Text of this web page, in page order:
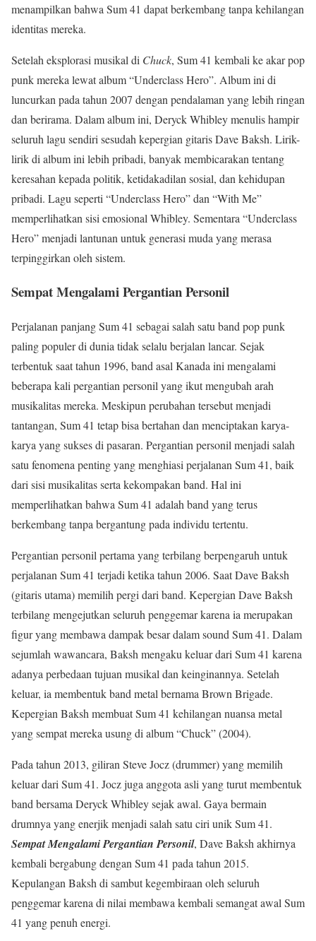
menampilkan bahwa Sum 41 dapat berkembang tanpa kehilangan
identitas mereka.
Setelah eksplorasi musikal di Chuck, Sum 41 kembali ke akar pop
punk mereka lewat album “Underclass Hero”. Album ini di
luncurkan pada tahun 2007 dengan pendalaman yang lebih ringan
dan berirama. Dalam album ini, Deryck Whibley menulis hampir
seluruh lagu sendiri sesudah kepergian gitaris Dave Baksh. Lirik-
lirik di album ini lebih pribadi, banyak membicarakan tentang
keresahan kepada politik, ketidakadilan sosial, dan kehidupan
pribadi. Lagu seperti “Underclass Hero” dan “With Me”
memperlihatkan sisi emosional Whibley. Sementara “Underclass
Hero” menjadi lantunan untuk generasi muda yang merasa
terpinggirkan oleh sistem.
Sempat Mengalami Pergantian Personil
Perjalanan panjang Sum 41 sebagai salah satu band pop punk
paling populer di dunia tidak selalu berjalan lancar. Sejak
terbentuk saat tahun 1996, band asal Kanada ini mengalami
beberapa kali pergantian personil yang ikut mengubah arah
musikalitas mereka. Meskipun perubahan tersebut menjadi
tantangan, Sum 41 tetap bisa bertahan dan menciptakan karya-
karya yang sukses di pasaran. Pergantian personil menjadi salah
satu fenomena penting yang menghiasi perjalanan Sum 41, baik
dari sisi musikalitas serta kekompakan band. Hal ini
memperlihatkan bahwa Sum 41 adalah band yang terus
berkembang tanpa bergantung pada individu tertentu.
Pergantian personil pertama yang terbilang berpengaruh untuk
perjalanan Sum 41 terjadi ketika tahun 2006. Saat Dave Baksh
(gitaris utama) memilih pergi dari band. Kepergian Dave Baksh
terbilang mengejutkan seluruh penggemar karena ia merupakan
figur yang membawa dampak besar dalam sound Sum 41. Dalam
sejumlah wawancara, Baksh mengaku keluar dari Sum 41 karena
adanya perbedaan tujuan musikal dan keinginannya. Setelah
keluar, ia membentuk band metal bernama Brown Brigade.
Kepergian Baksh membuat Sum 41 kehilangan nuansa metal
yang sempat mereka usung di album “Chuck” (2004).
Pada tahun 2013, giliran Steve Jocz (drummer) yang memilih
keluar dari Sum 41. Jocz juga anggota asli yang turut membentuk
band bersama Deryck Whibley sejak awal. Gaya bermain
drumnya yang enerjik menjadi salah satu ciri unik Sum 41.
Sempat Mengalami Pergantian Personil, Dave Baksh akhirnya
kembali bergabung dengan Sum 41 pada tahun 2015.
Kepulangan Baksh di sambut kegembiraan oleh seluruh
penggemar karena di nilai membawa kembali semangat awal Sum
41 yang penuh energi.